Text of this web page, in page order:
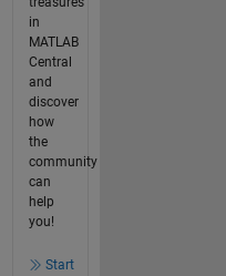
in
MATLAB
Central
and
discover
how
the
community
can
help
you!
Start